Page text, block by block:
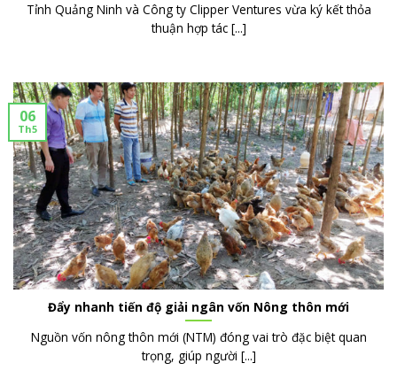
Tỉnh Quảng Ninh và Công ty Clipper Ventures vừa ký kết thỏa
thuận hợp tác [...]
Đẩy nhanh tiến độ giải ngân vốn Nông thôn mới
Nguồn vốn nông thôn mới (NTM) đóng vai trò đặc biệt quan
trọng, giúp người [...]
06
Th5